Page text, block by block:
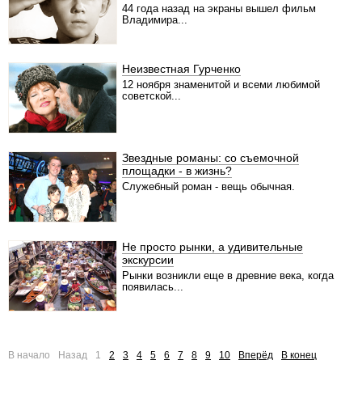
44 года назад на экраны вышел фильм
Владимира...
Неизвестная Гурченко
12 ноября знаменитой и всеми любимой
советской...
Звездные романы: со съемочной
площадки - в жизнь?
Служебный роман - вещь обычная.
Не просто рынки, а удивительные
экскурсии
Рынки возникли еще в древние века, когда
появилась...
В начало Назад 1 2 3 4 5 6 7 8 9 10 Вперёд В конец